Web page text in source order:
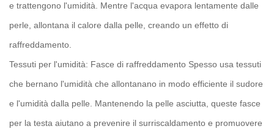
e trattengono l'umidità. Mentre l'acqua evapora lentamente dalle
perle, allontana il calore dalla pelle, creando un effetto di
raffreddamento.
Tessuti per l'umidità: Fasce di raffreddamento Spesso usa tessuti
che bernano l'umidità che allontanano in modo efficiente il sudore
e l'umidità dalla pelle. Mantenendo la pelle asciutta, queste fasce
per la testa aiutano a prevenire il surriscaldamento e promuovere